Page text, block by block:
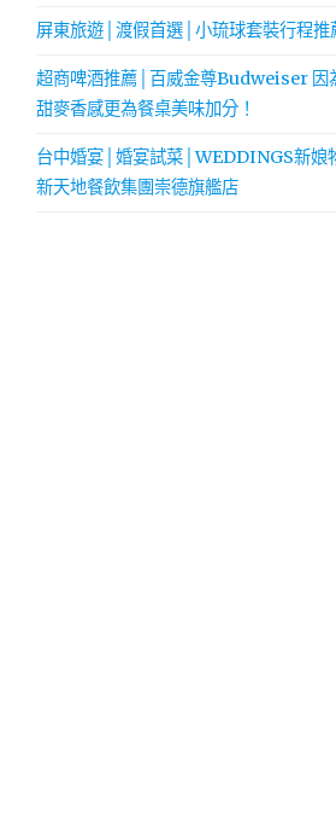
屏東旅遊│渡假首選│小琉球套裝行程推
超商啤酒推薦│百威金尊Budweiser 因
甜麥香感更為餐桌美味加分！
台中婚宴│婚宴試菜│WEDDINGS新娘
新天地餐飲集團崇德旗艦店